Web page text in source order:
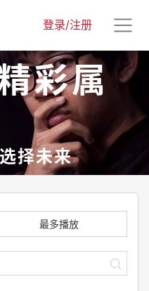
登录/注册
彩属
择未来
最多播放